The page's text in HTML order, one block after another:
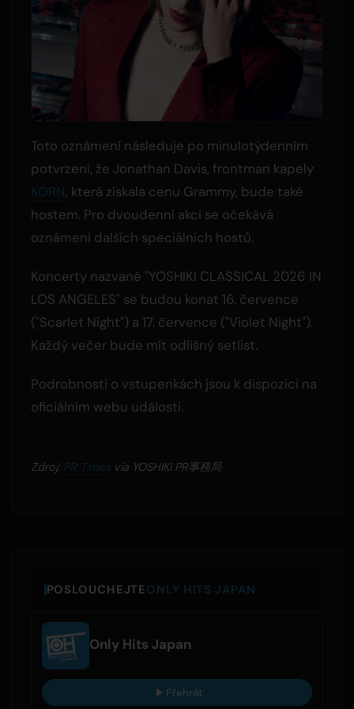
Toto oznámení následuje po minulotýdenním
potvrzení, že Jonathan Davis, frontman kapely
KORN, která získala cenu Grammy, bude také
hostem. Pro dvoudenní akci se očekává
oznámení dalších speciálních hostů.
Koncerty nazvané "YOSHIKI CLASSICAL 2026 IN
LOS ANGELES" se budou konat 16. července
("Scarlet Night") a 17. července ("Violet Night").
Každý večer bude mít odlišný setlist.
Podrobnosti o vstupenkách jsou k dispozici na
oficiálním webu události.
Zdroj: PR Timesvia YOSHIKI PR事務局
POSLOUCHEJTEONLY HITS JAPAN
Only Hits Japan
Přehrát